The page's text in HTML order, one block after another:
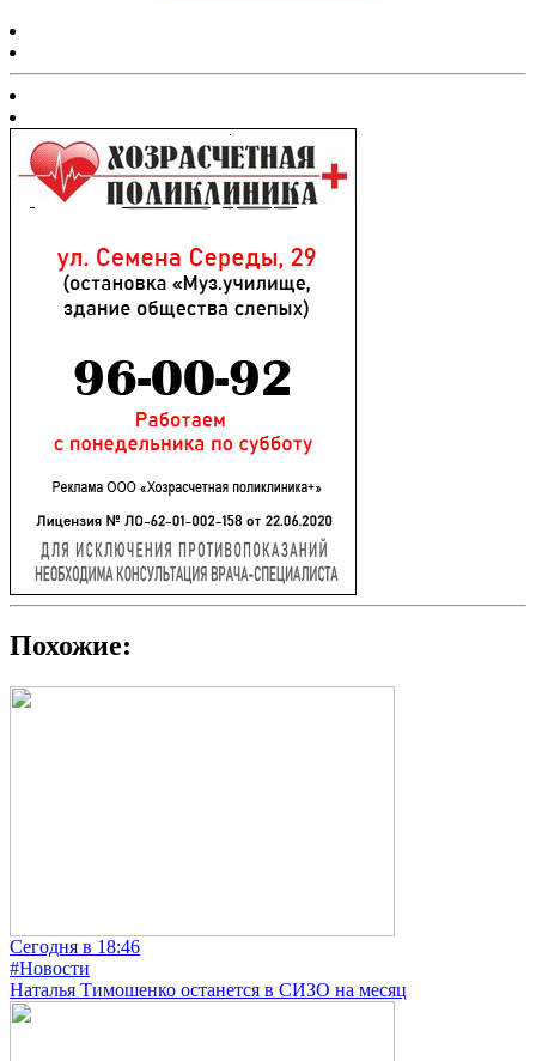
Похожие:
Сегодня в 18:46
#Новости
Наталья Тимошенко останется в СИЗО на месяц